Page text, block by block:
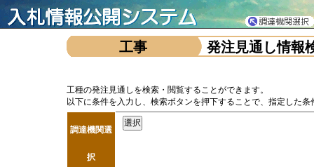
工事 発注見通し情報
工種の発注見通しを検索・閲覧することができます。
以下に条件を入力し、検索ボタンを押下することで、指定した
調達機関選
択